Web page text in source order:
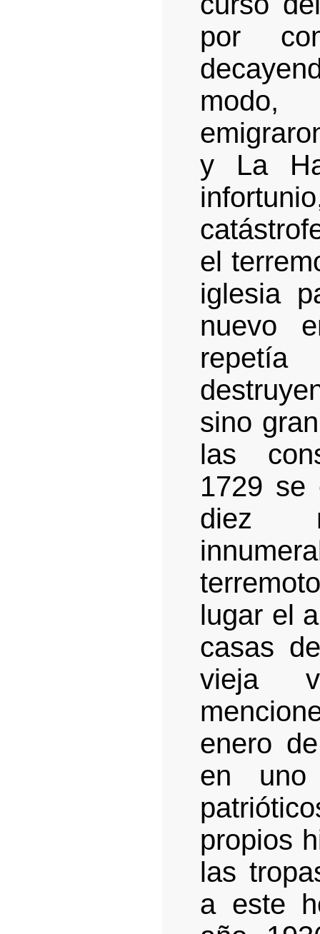
por
modo,
y La
el
iglesia
nuevo
sino
las
1729 se
diez
lugar el
casas
vieja
enero
en
propios
las
a este